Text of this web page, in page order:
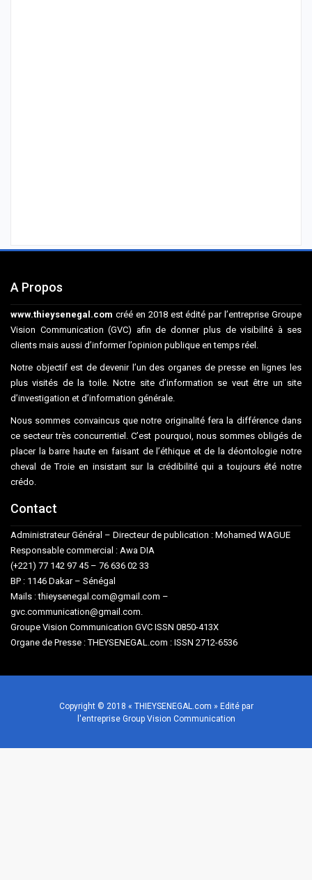
A Propos
www.thieysenegal.com créé en 2018 est édité par l’entreprise Groupe
Vision Communication (GVC) afin de donner plus de visibilité à ses
clients mais aussi d’informer l’opinion publique en temps réel.
Notre objectif est de devenir l’un des organes de presse en lignes les
plus visités de la toile. Notre site d’information se veut être un site
d’investigation et d’information générale.
Nous sommes convaincus que notre originalité fera la différence dans
ce secteur très concurrentiel. C’est pourquoi, nous sommes obligés de
placer la barre haute en faisant de l’éthique et de la déontologie notre
cheval de Troie en insistant sur la crédibilité qui a toujours été notre
crédo.
Contact
Administrateur Général – Directeur de publication : Mohamed WAGUE
Responsable commercial : Awa DIA
(+221) 77 142 97 45 – 76 636 02 33
BP : 1146 Dakar – Sénégal
Mails : thieysenegal.com@gmail.com –
gvc.communication@gmail.com.
Groupe Vision Communication GVC ISSN 0850-413X
Organe de Presse : THEYSENEGAL.com : ISSN 2712-6536
Copyright © 2018 « THIEYSENEGAL.com » Edité par
l'entreprise Group Vision Communication